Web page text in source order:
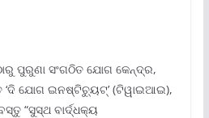
ପୁରୁଣା ସଂଗଠିତ ଯୋଗ କେନ୍ଦ୍ର,
‘ଦି ଯୋଗ ଇନଷ୍ଟିଚ୍ୟୁଟ୍‌’ (ଟିୱାଇଆଇ),
“ସୁସ୍ଥ ବାର୍ଦ୍ଧକ୍ୟ